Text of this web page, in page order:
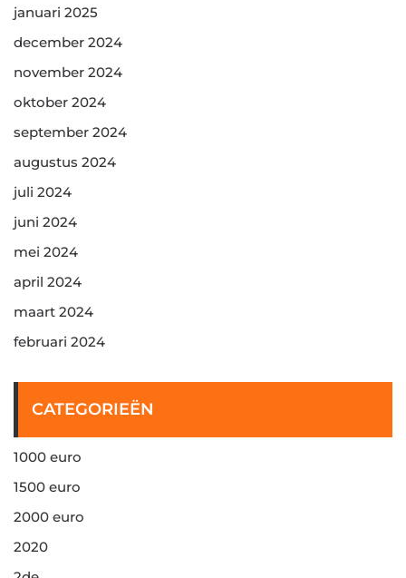
januari 2025
december 2024
november 2024
oktober 2024
september 2024
augustus 2024
juli 2024
juni 2024
mei 2024
april 2024
maart 2024
februari 2024
CATEGORIEËN
1000 euro
1500 euro
2000 euro
2020